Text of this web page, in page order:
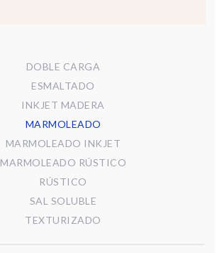
DOBLE CARGA
ESMALTADO
INKJET MADERA
MARMOLEADO
MARMOLEADO INKJET
MARMOLEADO RÚSTICO
RÚSTICO
SAL SOLUBLE
TEXTURIZADO